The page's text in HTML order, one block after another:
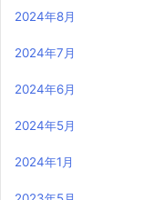
2024年8月
2024年7月
2024年6月
2024年5月
2024年1月